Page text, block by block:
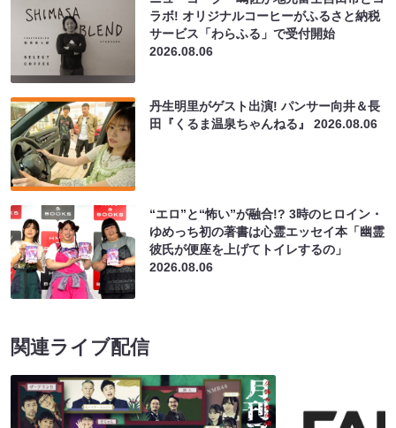
ラボ! オリジナルコーヒーがふるさと納税
サービス「わらふる」で受付開始
2026.08.06
丹生明里がゲスト出演! パンサー向井＆長
田『くるま温泉ちゃんねる』2026.08.06
“エロ”と“怖い”が融合!? 3時のヒロイン・
ゆめっち初の著書は心霊エッセイ本「幽霊
彼氏が便座を上げてトイレするの」
2026.08.06
関連ライブ配信